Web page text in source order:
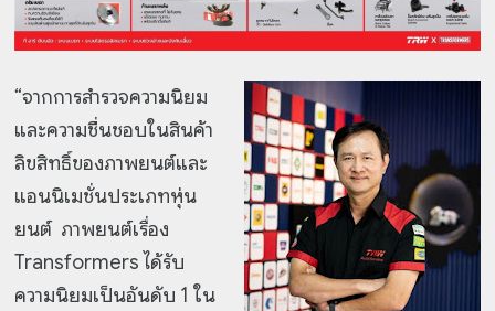
“จากการสำรวจความนิยม
และความชื่นชอบในสินค้า
ลิขสิทธิ์ของภาพยนต์และ
แอนนิเมชั่นประเภทหุ่น
ยนต์ ภาพยนต์เรื่อง
Transformers ได้รับ
ความนิยมเป็นอันดับ 1 ใน